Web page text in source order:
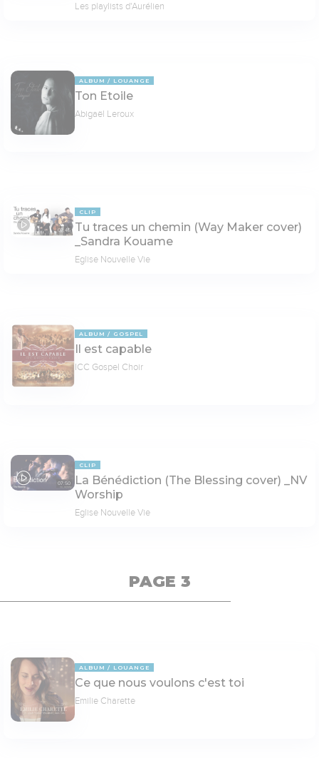
Les playlists d'Aurélien
ALBUM LOUANGE
Ton Etoile
Abigaël Leroux
07:45
CLIP
Tu traces un chemin (Way Maker cover)
_Sandra Kouame
Eglise Nouvelle Vie
ALBUM GOSPEL
Il est capable
ICC Gospel Choir
07:50
CLIP
La Bénédiction (The Blessing cover) _NV
Worship
Eglise Nouvelle Vie
PAGE 3
ALBUM LOUANGE
Ce que nous voulons c'est toi
Emilie Charette